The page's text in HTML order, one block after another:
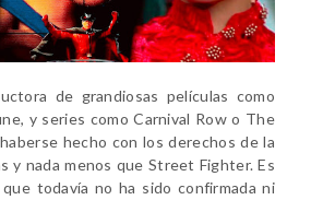
de grandiosas películas como
y series como Carnival Row o The
hecho con los derechos de la
y nada menos que Street Fighter. Es
todavía no ha sido confirmada ni